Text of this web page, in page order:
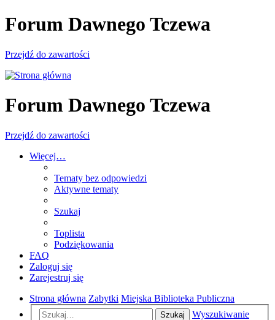
Forum Dawnego Tczewa
Przejdź do zawartości
Forum Dawnego Tczewa
Przejdź do zawartości
Więcej…
Tematy bez odpowiedzi
Aktywne tematy
Szukaj
Toplista
Podziękowania
FAQ
Zaloguj się
Zarejestruj się
Strona główna Zabytki Miejska Biblioteka Publiczna
Szukaj
Wyszukiwanie